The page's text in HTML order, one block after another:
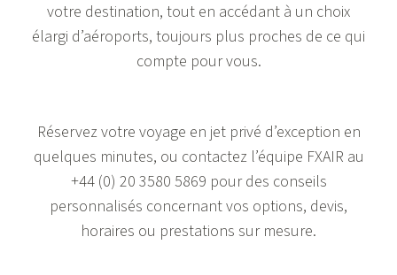
votre destination, tout en accédant à un choix
élargi d’aéroports, toujours plus proches de ce qui
compte pour vous.
Réservez votre voyage en jet privé d’exception en
quelques minutes, ou contactez l’équipe FXAIR au
+44 (0) 20 3580 5869 pour des conseils
personnalisés concernant vos options, devis,
horaires ou prestations sur mesure.